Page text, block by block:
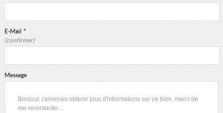
E-Mail *
(confirmer)
Message